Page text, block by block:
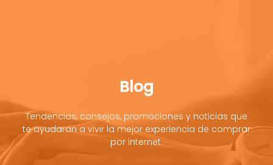
Blog
Tendencias, consejos, promociones y noticias que
te ayudaran a vivir la mejor experiencia de comprar
por internet.